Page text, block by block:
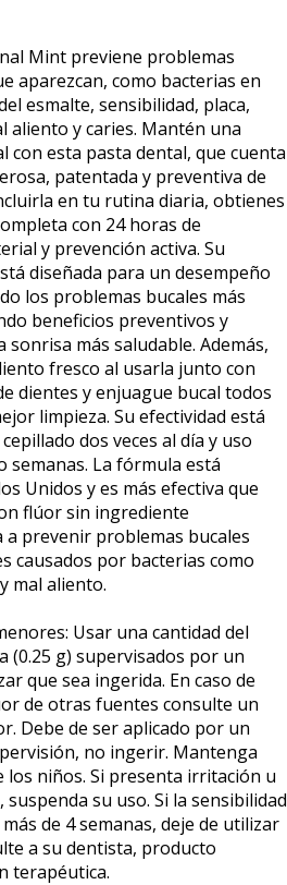
Mint previene problemas
aparezcan, como bacterias en
esmalte, sensibilidad, placa,
aliento y caries. Mantén una
con esta pasta dental, que cuenta
patentada y preventiva de
en tu rutina diaria, obtienes
con 24 horas de
y prevención activa. Su
diseñada para un desempeño
los problemas bucales más
beneficios preventivos y
más saludable. Además,
fresco al usarla junto con
dientes y enjuague bucal todos
limpieza. Su efectividad está
dos veces al día y uso
La fórmula está
Unidos y es más efectiva que
flúor sin ingrediente
a prevenir problemas bucales
causados por bacterias como
mal aliento.
Usar una cantidad del
(0.25 g) supervisados por un
que sea ingerida. En caso de
de otras fuentes consulte un
Debe de ser aplicado por un
no ingerir. Mantenga
los niños. Si presenta irritación u
su uso. Si la sensibilidad
de 4 semanas, deje de utilizar
a su dentista, producto
terapéutica.